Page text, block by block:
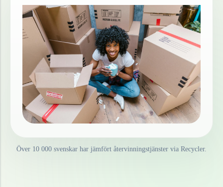
Över 10 000 svenskar har jämfört återvinningstjänster via Recycler.